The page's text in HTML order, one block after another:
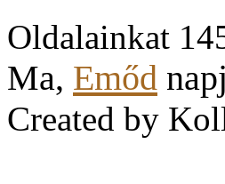
Oldalainkat
Ma, Emőd
Created by